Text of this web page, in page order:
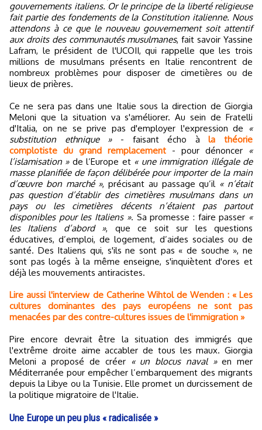
gouvernements italiens. Or le principe de la liberté religieuse
fait partie des fondements de la Constitution italienne. Nous
attendons à ce que le nouveau gouvernement soit attentif
aux droits des communautés musulmanes, fait savoir Yassine
Lafram, le président de l'UCOII, qui rappelle que les trois
millions de musulmans présents en Italie rencontrent de
nombreux problèmes pour disposer de cimetières ou de
lieux de prières.
Ce ne sera pas dans une Italie sous la direction de Giorgia
Meloni que la situation va s'améliorer. Au sein de Fratelli
d'Italia, on ne se prive pas d'employer l'expression de
«
substitution ethnique »- faisant écho àla théorie
complotiste du grand remplacement - pour dénoncer
«
l’islamisation »de l’Europe et « une immigration illégale de
masse planifiée de façon délibérée pour importer de la main
d’œuvre bon marché », précisant au passage qu’il « n’était
pas question d’établir des cimetières musulmans dans un
pays ou les cimetières décents n’étaient pas partout
disponibles pour les Italiens ». Sa promesse : faire passer «
les Italiens d’abord », que ce soit sur les questions
éducatives, d’emploi, de logement, d’aides sociales ou de
santé. Des Italiens qui, s'ils ne sont pas « de souche », ne
sont pas logés à la même enseigne, s'inquiètent d'ores et
déjà les mouvements antiracistes.
Lire aussi l'interview de Catherine Wihtol de Wenden : « Les
cultures dominantes des pays européens ne sont pas
menacées par des contre-cultures issues de l'immigration »
Pire encore devrait être la situation des immigrés que
l'extrême droite aime accabler de tous les maux. Giorgia
Meloni a proposé de créer « un blocus naval »en mer
Méditerranée pour empêcher l’embarquement des migrants
depuis la Libye ou la Tunisie. Elle promet un durcissement de
la politique migratoire de l'Italie.
Une Europe un peu plus « radicalisée »